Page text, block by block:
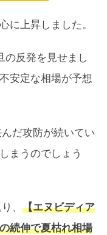
に上昇しました。
の反発を見せまし
安定な相場が予想
だ攻防が続いてい
まうのでしょう
、 【エヌビディア
続伸で夏枯れ相場